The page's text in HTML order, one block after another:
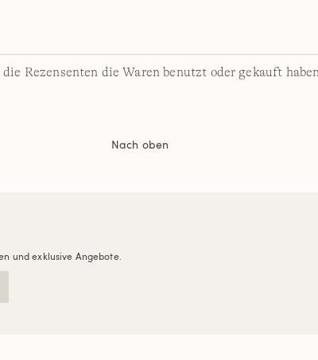
Rezensenten die Waren benutzt oder gekauft
Nach oben
und exklusive Angebote.